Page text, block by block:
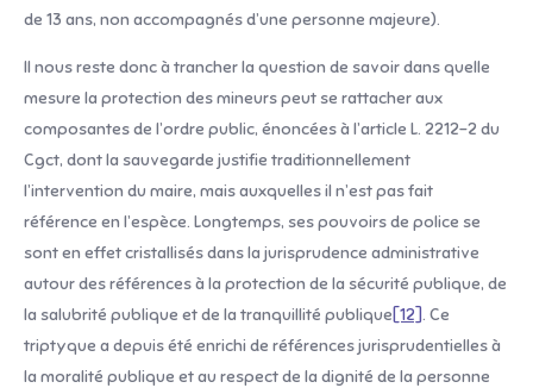
de 13 ans, non accompagnés d’une personne majeure).
Il nous reste donc à trancher la question de savoir dans quelle
mesure la protection des mineurs peut se rattacher aux
composantes de l’ordre public, énoncées à l’article L. 2212-2 du
Cgct, dont la sauvegarde justifie traditionnellement
l’intervention du maire, mais auxquelles il n’est pas fait
référence en l’espèce. Longtemps, ses pouvoirs de police se
sont en effet cristallisés dans la jurisprudence administrative
autour des références à la protection de la sécurité publique, de
la salubrité publique et de la tranquillité publique[12]. Ce
triptyque a depuis été enrichi de références jurisprudentielles à
la moralité publique et au respect de la dignité de la personne